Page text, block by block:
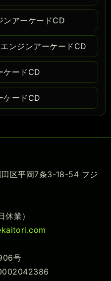
ンアーケードCD
ンジンアーケードCD
ケードCD
ケードCD
区平岡7条3-18-54 フジ
業）
号